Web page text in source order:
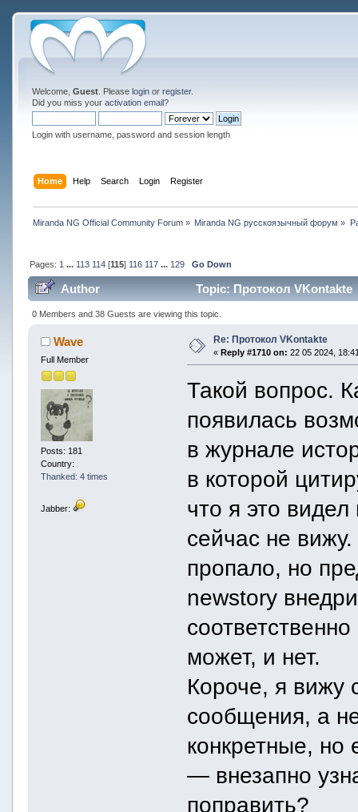
Welcome, Guest. Please loginor register.
Did you miss your activation email?
Login with username, password and session length
Home Help Search Login Register
Miranda NG Official Community Forum» Miranda NG русскоязычный форум »
Pages: 1 ... 113 114[115] 116 117 ... 129 Go Down
Author Topic: Протокол VKontakte
0 Members and 38 Guests are viewing this topic.
Wave
Full Member
Posts: 181
Country:
Thanked: 4 times
Jabber:
Re: Протокол VKontakte
« Reply #1710 on: 22 05 2024,
Такой вопрос.
появилась
в журнале
в которой
что я это
сейчас не
пропало, но
newstory
может, и нет.
Короче, я вижу
сообщения, а
конкретные, но
— внезапно
поправить?